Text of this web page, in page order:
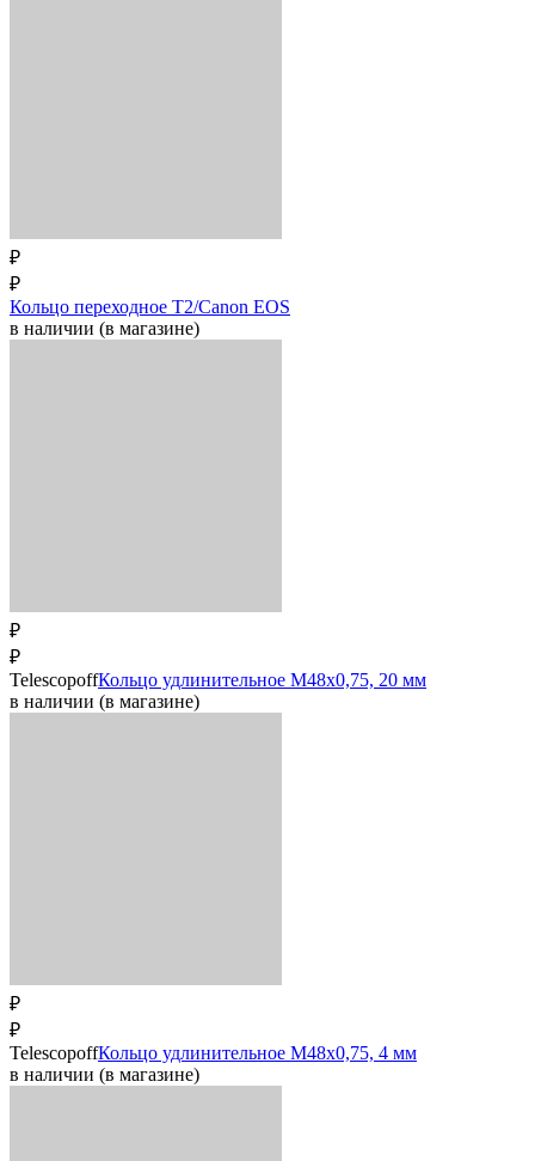
₽
₽
Кольцо переходное T2/Canon EOS
в наличии (в магазине)
₽
₽
TelescopoffКольцо удлинительное M48x0,75, 20 мм
в наличии (в магазине)
₽
₽
TelescopoffКольцо удлинительное M48x0,75, 4 мм
в наличии (в магазине)